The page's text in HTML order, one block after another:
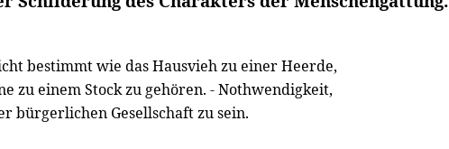
bestimmt wie das Hausvieh zu einer Heerde,
zu einem Stock zu gehören. - Nothwendigkeit,
bürgerlichen Gesellschaft zu sein.